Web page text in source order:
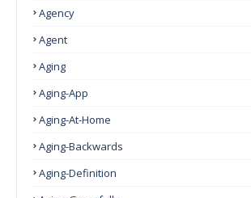
Agency
Agent
Aging
Aging-App
Aging-At-Home
Aging-Backwards
Aging-Definition